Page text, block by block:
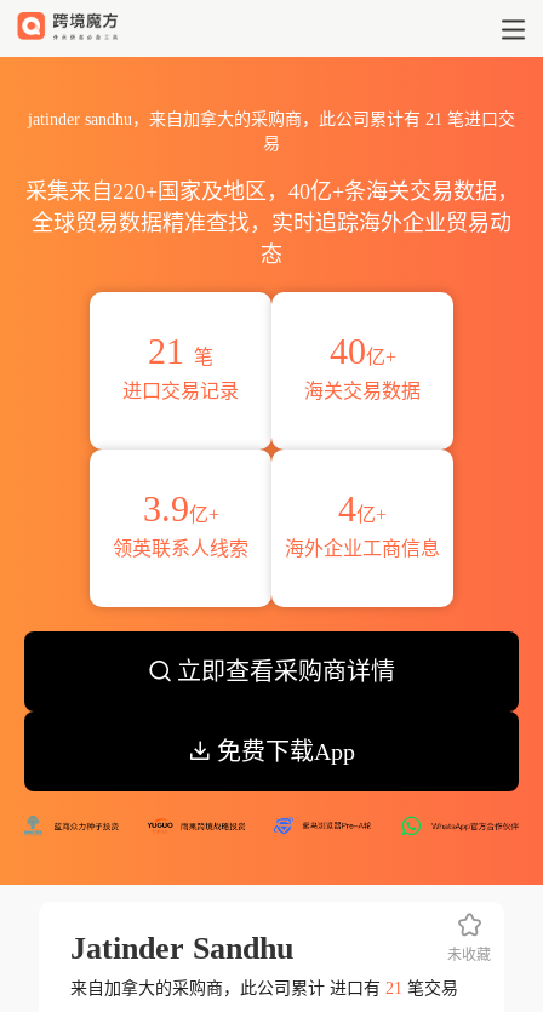
jatinder sandhu，来自加拿大的采购商，此公司累计有 21 笔进口交
易
采集来自220+国家及地区，40亿+条海关交易数据，
全球贸易数据精准查找，实时追踪海外企业贸易动
态
21
笔
进口交易记录
40亿+
海关交易数据
3.9亿+
领英联系人线索
4亿+
海外企业工商信息
立即查看采购商详情
免费下载App
Jatinder Sandhu
来自加拿大的采购商，此公司累计 进口有 21 笔交易
未收藏